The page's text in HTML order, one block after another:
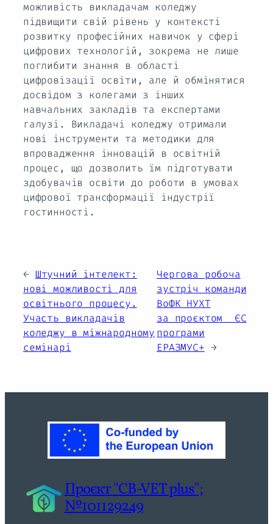
можливість викладачам коледжу
підвищити свій рівень у контексті
розвитку професійних навичок у сфері
цифрових технологій, зокрема не лише
поглибити знання в області
цифровізації освіти, але й обмінятися
досвідом з колегами з інших
навчальних закладів та експертами
галузі. Викладачі коледжу отримали
нові інструменти та методики для
впровадження інновацій в освітній
процес, що дозволить їм підготувати
здобувачів освіти до роботи в умовах
цифрової трансформації індустрії
гостинності.
← Штучний інтелект:
нові можливості для
освітнього процесу.
Участь викладачів
коледжу в міжнародному
семінарі
Чергова робоча
зустріч команди
ВоФК НУХТ
за проєктом ЄС
програми
ЕРАЗМУС+ →
Проєкт "CB-VET plus";
№101129249